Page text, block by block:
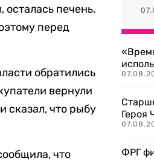
печень.
перед
обратились
вернули
сказал, что рыбу
что
Героя
ФРГ